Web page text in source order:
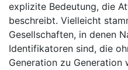
explizite Bedeutung, die
beschreibt. Vielleicht
Gesellschaften, in denen
Identifikatoren sind, die
Generation zu